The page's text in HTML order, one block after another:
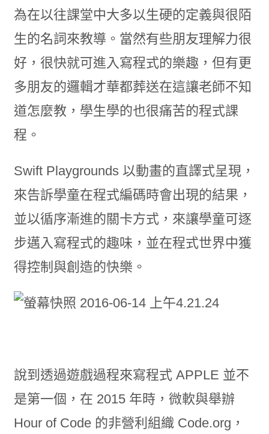
為在以往課堂中大多以生硬的定義與很陌
生的名詞來教導。當然有些朋友理解力很
好，很快就可進入寫程式的樂趣，但有更
多朋友的邏輯才華都葬送在這讓老師不知
道怎麼教，學生學的也很痛苦的程式課
程。
Swift Playgrounds 以動畫的直譯式呈現，
來告訴學童在程式編碼時會出現的結果，
並以循序漸進的關卡方式，來讓學童可逐
步邁入寫程式的趣味，並在程式世界中獲
得控制與創造的快樂。
說到透過遊戲過程來寫程式 APPLE 並不
是第一個，在 2015 年時，微軟與舉辦
Hour of Code 的非營利組織 Code.org，